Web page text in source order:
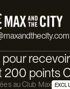
200 points
au Club Max